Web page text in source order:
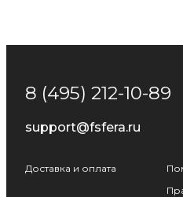
8 (495) 212-10-89
support@fsfera.ru
Доставка и оплата